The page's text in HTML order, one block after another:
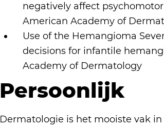
negatively affect
American Academy of
Use of the Hemangioma
decisions for infantile
Academy of Dermatology
Persoonlijk
Dermatologie is het mooiste vak